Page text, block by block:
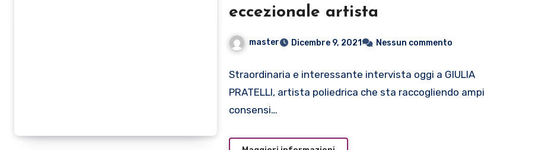
eccezionale artista
master Dicembre 9, 2021 Nessun commento
Straordinaria e interessante intervista oggi a GIULIA
PRATELLI, artista poliedrica che sta raccogliendo ampi
consensi…